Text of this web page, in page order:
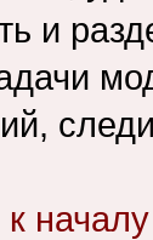
и
началу